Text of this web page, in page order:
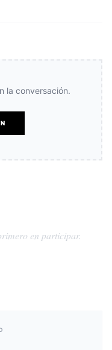
la conversación.
en participar.